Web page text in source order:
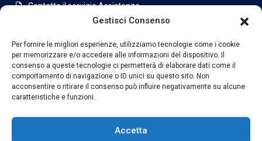
Gestisci Consenso
Per fornire le migliori esperienze, utilizziamo tecnologie come i cookie
per memorizzare e/o accedere alle informazioni del dispositivo. Il
consenso a queste tecnologie ci permetterà di elaborare dati come il
comportamento di navigazione o ID unici su questo sito. Non
acconsentire o ritirare il consenso può influire negativamente su alcune
caratteristiche e funzioni.
Accetta
Contatta il servizio Assistenza
Appartamenti a San Jose
Latest Listing
Casa di lusso in condominio a
Jabon...
€630,000
Villa con piscina e ampio terreno i...
€1,175,000